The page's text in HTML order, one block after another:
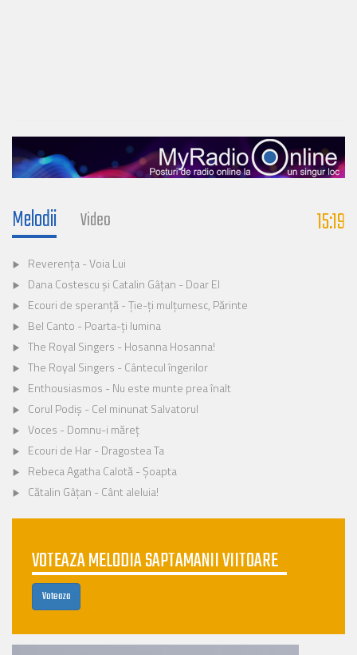
Melodii Video 15:19
Reverența - Voia Lui
Dana Costescu și Catalin Gâțan - Doar El
Ecouri de speranță - Ție-ți mulțumesc, Părinte
Bel Canto - Poarta-ți lumina
The Royal Singers - Hosanna Hosanna!
The Royal Singers - Cântecul îngerilor
Enthousiasmos - Nu este munte prea înalt
Corul Podiș - Cel minunat Salvatorul
Voces - Domnu-i măreț
Ecouri de Har - Dragostea Ta
Rebeca Agatha Calotă - Șoapta
Cătalin Gâțan - Cânt aleluia!
VOTEAZA MELODIA SAPTAMANII VIITOARE
Voteaza